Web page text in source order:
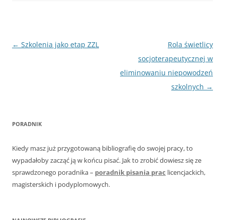
Nawigacja
← Szkolenia jako etap ZZL
Rola świetlicy
socjoterapeutycznej w
eliminowaniu niepowodzeń
szkolnych →
PORADNIK
Kiedy masz już przygotowaną bibliografię do swojej pracy, to
wypadałoby zacząć ją w końcu pisać. Jak to zrobić dowiesz się ze
sprawdzonego poradnika – poradnik pisania prac licencjackich,
magisterskich i podyplomowych.